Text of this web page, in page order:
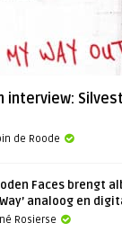
interview:
de Roode
Faces brengt
analoog en
Rosierse